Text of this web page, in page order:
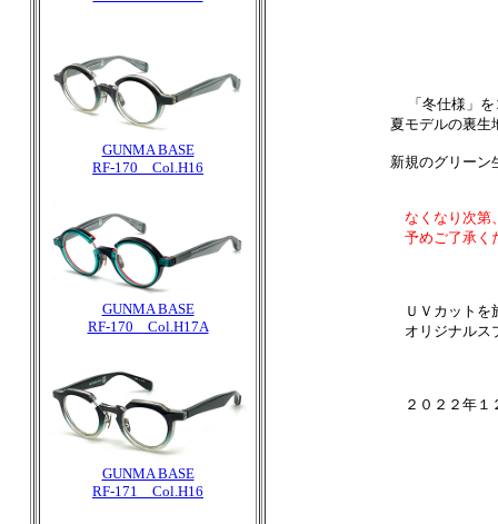
GUNMA BASE
RF-170 Col.H16
GUNMA BASE
RF-170 Col.H17A
GUNMA BASE
RF-171 Col.H16
「冬仕様」を
夏モデルの裏生
新規のグリーン
なくなり次第
予めご了承く
ＵＶカットを
オリジナルス
２０２２年１